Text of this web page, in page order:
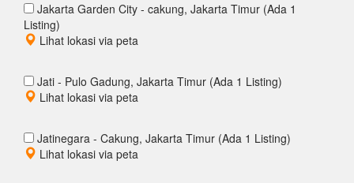
Jakarta Garden City - cakung, Jakarta Timur (Ada 1
Listing)
Lihat lokasi via peta
Jati - Pulo Gadung, Jakarta Timur (Ada 1 Listing)
Lihat lokasi via peta
Jatinegara - Cakung, Jakarta Timur (Ada 1 Listing)
Lihat lokasi via peta